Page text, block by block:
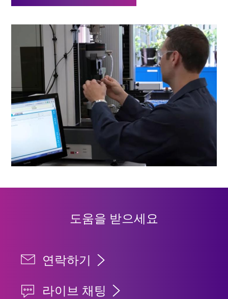
도움을 받으세요
연락하기
라이브 채팅